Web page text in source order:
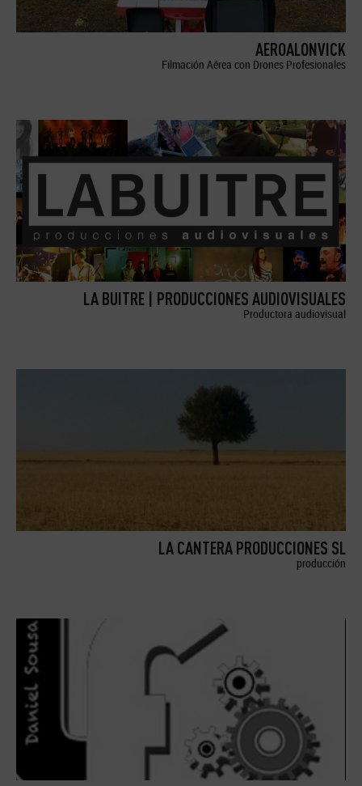
AEROALONVICK
Filmación Aérea con Drones Profesionales
LA BUITRE | PRODUCCIONES AUDIOVISUALES
Productora audiovisual
LA CANTERA PRODUCCIONES SL
producción